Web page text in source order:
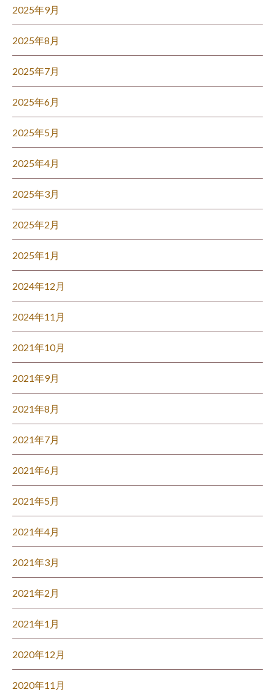
2025年9月
2025年8月
2025年7月
2025年6月
2025年5月
2025年4月
2025年3月
2025年2月
2025年1月
2024年12月
2024年11月
2021年10月
2021年9月
2021年8月
2021年7月
2021年6月
2021年5月
2021年4月
2021年3月
2021年2月
2021年1月
2020年12月
2020年11月